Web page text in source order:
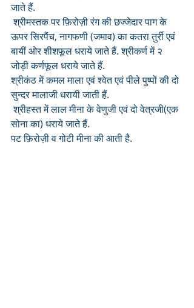
जाते हैं.
श्रीमस्तक पर फ़िरोज़ी रंग की छज्जेदार पाग के
ऊपर सिरपैंच, नागफणी (जमाव) का कतरा तुर्री एवं
बायीं ओर शीशफूल धराये जाते हैं. श्रीकर्ण में २
जोड़ी कर्णफूल धराये जाते हैं.
श्रीकंठ में कमल माला एवं श्वेत एवं पीले पुष्पों की दो
सुन्दर मालाजी धरायी जाती हैं.
श्रीहस्त में लाल मीना के वेणुजी एवं दो वेत्रजी(एक
सोना का) धराये जाते हैं.
पट फ़िरोज़ी व गोटी मीना की आती है.